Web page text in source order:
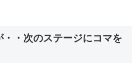
・次のステージにコマを